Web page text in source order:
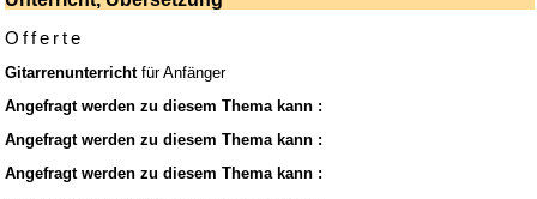
Offerte
Gitarrenunterrichtfür Anfänger
Angefragt werden zu diesem Thema kann :
Angefragt werden zu diesem Thema kann :
Angefragt werden zu diesem Thema kann :